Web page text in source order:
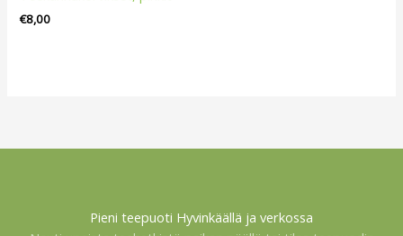
€8,00
Pieni teepuoti Hyvinkäällä ja verkossa